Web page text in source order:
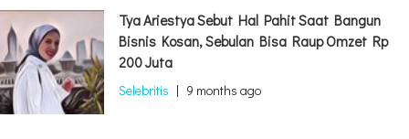
Tya Ariestya Sebut Hal Pahit Saat Bangun
Bisnis Kosan, Sebulan Bisa Raup Omzet Rp
200 Juta
Selebritis | 9 months ago